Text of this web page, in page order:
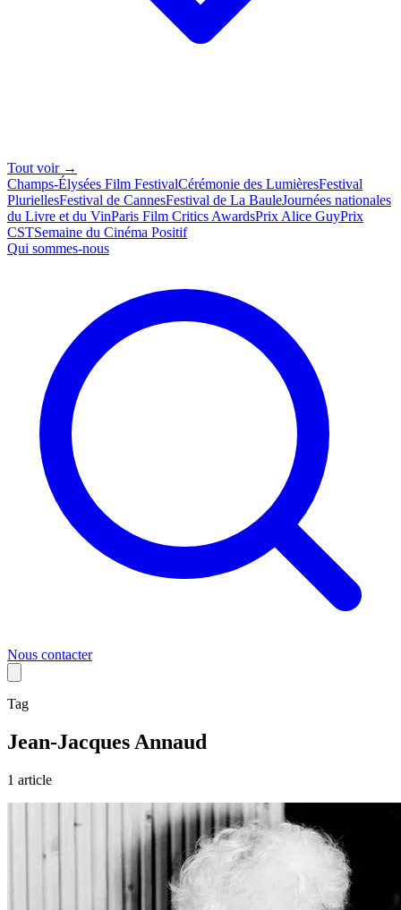
Tout voir →
Champs-Élysées Film FestivalCérémonie des LumièresFestival
PluriellesFestival de CannesFestival de La BauleJournées nationales
du Livre et du VinParis Film Critics AwardsPrix Alice GuyPrix
CSTSemaine du Cinéma Positif
Qui sommes-nous
Nous contacter
Tag
Jean-Jacques Annaud
1 article